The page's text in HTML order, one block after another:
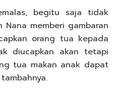
begitu saja tidak
Nana memberi gambaran
orang tua kepada
diucapkan akan tetapi
tua makan anak dapat